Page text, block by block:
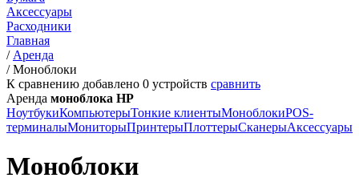
Аксессуары
Расходники
Главная
/ Аренда
/Моноблоки
К сравнению добавлено 0 устройств сравнить
Аренда моноблока HP
НоутбукиКомпьютерыТонкие клиентыМоноблокиPOS-
терминалыМониторыПринтерыПлоттерыСканерыАксессуары
Моноблоки